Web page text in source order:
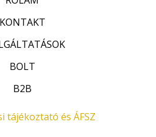
KONTAKT
BOLT
B2B
tájékoztató és ÁFSZ